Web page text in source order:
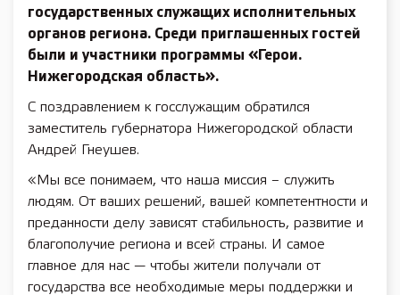
государственных служащих исполнительных
органов региона. Среди приглашенных гостей
были и участники программы «Герои.
Нижегородская область».
С поздравлением к госслужащим обратился
заместитель губернатора Нижегородской области
Андрей Гнеушев.
«Мы все понимаем, что наша миссия – служить
людям. От ваших решений, вашей компетентности и
преданности делу зависят стабильность, развитие и
благополучие региона и всей страны. И самое
главное для нас — чтобы жители получали от
государства все необходимые меры поддержки и